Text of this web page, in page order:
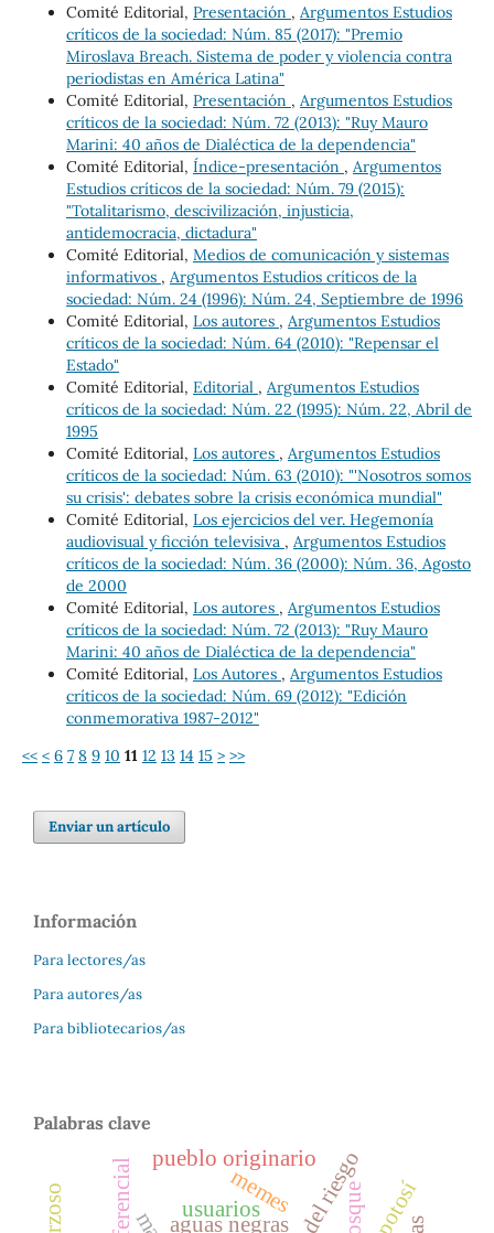
Comité Editorial, Presentación , Argumentos Estudios
críticos de la sociedad: Núm. 85 (2017): "Premio
Miroslava Breach. Sistema de poder y violencia contra
periodistas en América Latina"
Comité Editorial, Presentación , Argumentos Estudios
críticos de la sociedad: Núm. 72 (2013): "Ruy Mauro
Marini: 40 años de Dialéctica de la dependencia"
Comité Editorial, Índice-presentación , Argumentos
Estudios críticos de la sociedad: Núm. 79 (2015):
"Totalitarismo, descivilización, injusticia,
antidemocracia, dictadura"
Comité Editorial, Medios de comunicación y sistemas
informativos , Argumentos Estudios críticos de la
sociedad: Núm. 24 (1996): Núm. 24, Septiembre de 1996
Comité Editorial, Los autores , Argumentos Estudios
críticos de la sociedad: Núm. 64 (2010): "Repensar el
Estado"
Comité Editorial, Editorial , Argumentos Estudios
críticos de la sociedad: Núm. 22 (1995): Núm. 22, Abril de
1995
Comité Editorial, Los autores , Argumentos Estudios
críticos de la sociedad: Núm. 63 (2010): "'Nosotros somos
su crisis': debates sobre la crisis económica mundial"
Comité Editorial, Los ejercicios del ver. Hegemonía
audiovisual y ficción televisiva , Argumentos Estudios
críticos de la sociedad: Núm. 36 (2000): Núm. 36, Agosto
de 2000
Comité Editorial, Los autores , Argumentos Estudios
críticos de la sociedad: Núm. 72 (2013): "Ruy Mauro
Marini: 40 años de Dialéctica de la dependencia"
Comité Editorial, Los Autores , Argumentos Estudios
críticos de la sociedad: Núm. 69 (2012): "Edición
conmemorativa 1987-2012"
<< < 6 7 8 9 10 11 12 13 14 15 > >>
Enviar un artículo
Información
Para lectores/as
Para autores/as
Para bibliotecarios/as
Palabras clave
aguas negras
usuariosmemes bosque
pueblo originario